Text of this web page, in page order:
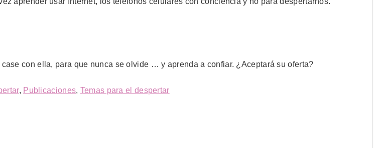
con ella, para que nunca se olvide … y aprenda a confiar. ¿Aceptará su oferta?
, Publicaciones, Temas para el despertar